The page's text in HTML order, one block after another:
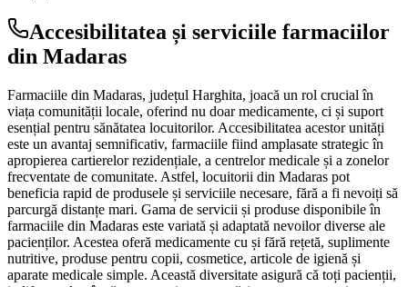
Accesibilitatea și serviciile farmaciilor
din Madaras
Farmaciile din Madaras, județul Harghita, joacă un rol crucial în
viața comunității locale, oferind nu doar medicamente, ci și suport
esențial pentru sănătatea locuitorilor. Accesibilitatea acestor unități
este un avantaj semnificativ, farmaciile fiind amplasate strategic în
apropierea cartierelor rezidențiale, a centrelor medicale și a zonelor
frecventate de comunitate. Astfel, locuitorii din Madaras pot
beneficia rapid de produsele și serviciile necesare, fără a fi nevoiți să
parcurgă distanțe mari. Gama de servicii și produse disponibile în
farmaciile din Madaras este variată și adaptată nevoilor diverse ale
pacienților. Acestea oferă medicamente cu și fără rețetă, suplimente
nutritive, produse pentru copii, cosmetice, articole de igienă și
aparate medicale simple. Această diversitate asigură că toți pacienții,